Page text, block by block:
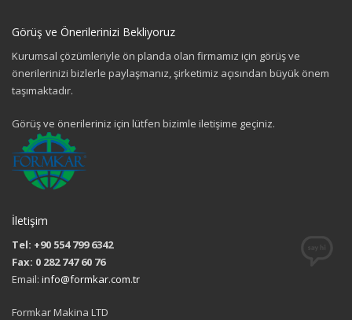
Görüş ve Önerilerinizi Bekliyoruz
Kurumsal çözümleriyle ön planda olan firmamız için görüş ve
önerilerinizi bizlerle paylaşmanız, şirketimiz açısından büyük önem
taşımaktadır.
Görüş ve önerileriniz için lütfen bizimle iletişime geçiniz.
İletişim
Tel: +90 554 799 6342
Fax: 0 282 747 60 76
Email: info@formkar.com.tr
Formkar Makina LTD